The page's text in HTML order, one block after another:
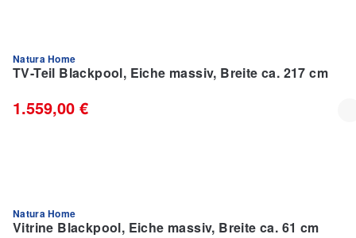
% RAUSVERKAUF %
Natura Home
TV-Teil Blackpool, Eiche massiv, Breite ca. 217 cm
1.559,00 €
% RAUSVERKAUF %
Natura Home
Vitrine Blackpool, Eiche massiv, Breite ca. 61 cm